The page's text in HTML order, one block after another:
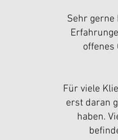
Sehr gerne
offenes
Für viele
erst daran
haben.